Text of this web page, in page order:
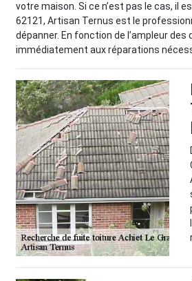
votre maison. Si ce n’est pas le cas, il
62121, Artisan Ternus est le
dépanner. En fonction de l’ampleur
immédiatement aux réparations